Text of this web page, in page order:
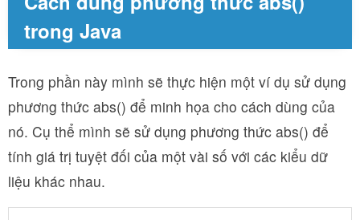
trong Java
Trong phần này mình sẽ thực hiện một ví dụ sử dụng
phương thức abs() để minh họa cho cách dùng của
nó. Cụ thể mình sẽ sử dụng phương thức abs() để
tính giá trị tuyệt đối của một vài số với các kiểu dữ
liệu khác nhau.